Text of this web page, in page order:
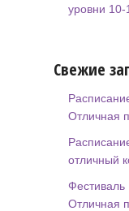
уровни 10-
Свежие
Отличная
отличный
Фестиваль
Отличная